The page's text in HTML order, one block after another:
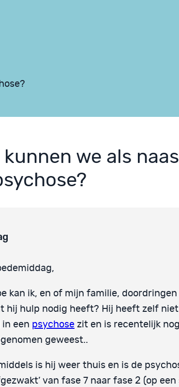
kunnen we als
kan ik, en of mijn familie,
hij hulp nodig heeft? Hij heeft zelf
in een psychose zit en is recentelijk
geweest..
is hij weer thuis en is de
van fase 7 naar fase 2 (op